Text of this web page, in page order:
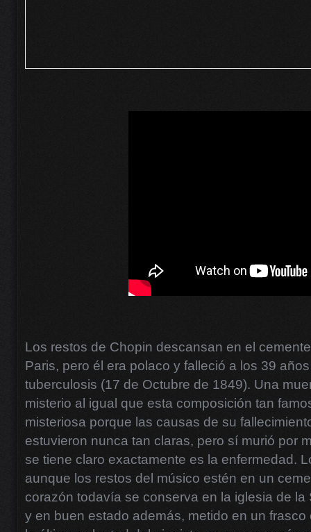
Los restos de Chopin descansan en el
Paris, pero él era polaco y falleció a los 39
tuberculosis (17 de Octubre de 1849). Una
misterio al igual que esta composición tan
misteriosa porque las causas de su
estuvieron nunca tan claras, pero sí murió por
se tiene claro exactamente es la enfermedad.
aunque los restos del músico estén en un
corazón todavía se conserva en la iglesia de la
y en buen estado además, metido en un